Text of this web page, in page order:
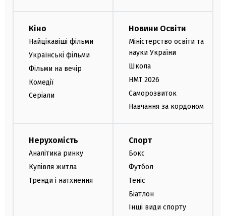
Кіно
Найцікавіші фільми
Українські фільми
Фільми на вечір
Комедії
Серіали
Новини Освіти
Міністерство освіти та
науки України
Школа
НМТ 2026
Саморозвиток
Навчання за кордоном
Нерухомість
Аналітика ринку
Купівля житла
Тренди і натхнення
Спорт
Бокс
Футбол
Теніс
Біатлон
Інші види спорту